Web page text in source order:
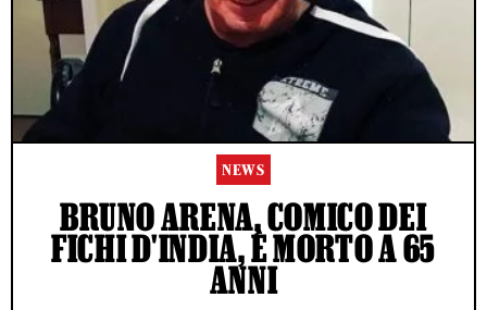
NEWS
BRUNO ARENA, COMICO DEI
FICHI D'INDIA, È MORTO A 65
ANNI